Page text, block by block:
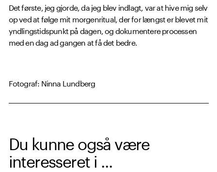
Det første, jeg gjorde, da jeg blev indlagt, var at hive mig selv
op ved at følge mit morgenritual, der for længst er blevet mit
yndlingstidspunkt på dagen, og dokumentere processen
med en dag ad gangen at få det bedre.
Fotograf: Ninna Lundberg
Du kunne også være
interesseret i ...